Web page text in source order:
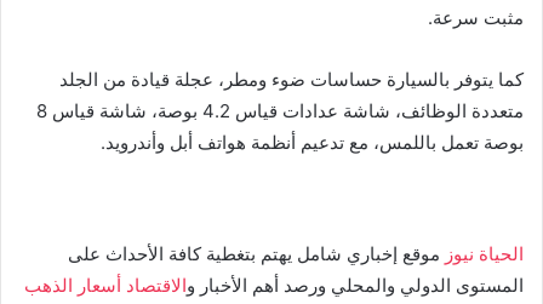
مثبت سرعة.
كما يتوفر بالسيارة حساسات ضوء ومطر، عجلة قيادة من الجلد
متعددة الوظائف، شاشة عدادات قياس 4.2 بوصة، شاشة قياس 8
بوصة تعمل باللمس، مع تدعيم أنظمة هواتف أبل وأندرويد.
الحياة نيوز موقع إخباري شامل يهتم بتغطية كافة الأحداث على
المستوى الدولي والمحلي ورصد أهم الأخبار والاقتصاد أسعار الذهب